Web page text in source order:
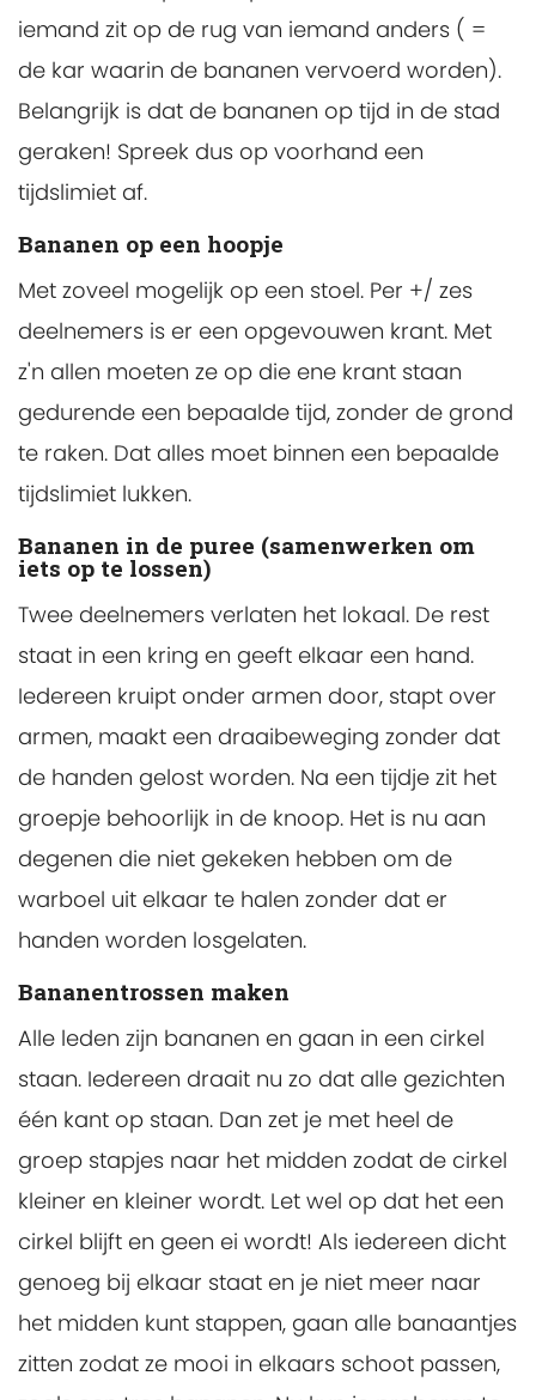
iemand zit op de rug van iemand anders ( =
de kar waarin de bananen vervoerd worden).
Belangrijk is dat de bananen op tijd in de stad
geraken! Spreek dus op voorhand een
tijdslimiet af.
Bananen op een hoopje
Met zoveel mogelijk op een stoel. Per +/ zes
deelnemers is er een opgevouwen krant. Met
z'n allen moeten ze op die ene krant staan
gedurende een bepaalde tijd, zonder de grond
te raken. Dat alles moet binnen een bepaalde
tijdslimiet lukken.
Bananen in de puree (samenwerken om
iets op te lossen)
Twee deelnemers verlaten het lokaal. De rest
staat in een kring en geeft elkaar een hand.
Iedereen kruipt onder armen door, stapt over
armen, maakt een draaibeweging zonder dat
de handen gelost worden. Na een tijdje zit het
groepje behoorlijk in de knoop. Het is nu aan
degenen die niet gekeken hebben om de
warboel uit elkaar te halen zonder dat er
handen worden losgelaten.
Bananentrossen maken
Alle leden zijn bananen en gaan in een cirkel
staan. Iedereen draait nu zo dat alle gezichten
één kant op staan. Dan zet je met heel de
groep stapjes naar het midden zodat de cirkel
kleiner en kleiner wordt. Let wel op dat het een
cirkel blijft en geen ei wordt! Als iedereen dicht
genoeg bij elkaar staat en je niet meer naar
het midden kunt stappen, gaan alle banaantjes
zitten zodat ze mooi in elkaars schoot passen,